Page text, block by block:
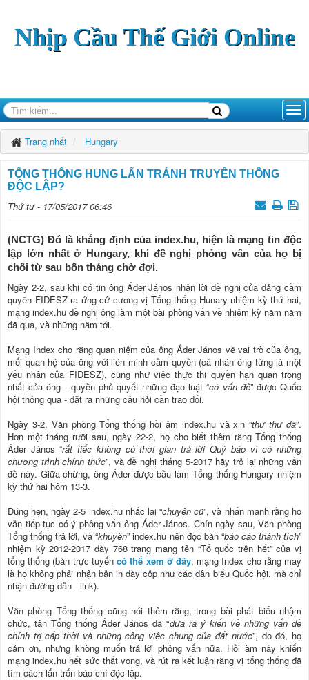
Nhịp Cầu Thế Giới Online
Trang nhất Hungary
TỔNG THỐNG HUNG LẨN TRÁNH TRUYỀN THÔNG
ĐỘC LẬP?
Thứ tư - 17/05/2017 06:46
(NCTG) Đó là khẳng định của index.hu, hiện là mạng tin độc
lập lớn nhất ở Hungary, khi đề nghị phỏng vấn của họ bị
chối từ sau bốn tháng chờ đợi.
Ngày 2-2, sau khi có tin ông Áder János nhận lời đề nghị của đảng cầm
quyền FIDESZ ra ứng cử cương vị Tổng thống Hunary nhiệm kỳ thứ hai,
mạng index.hu đề nghị ông làm một bài phòng vấn về nhiệm kỳ năm năm
đã qua, và những năm tới.
Mạng Index cho rằng quan niệm của ông Áder János về vai trò của ông,
mối quan hệ của ông với liên minh cầm quyền (cá nhân ông từng là một
yếu nhân của FIDESZ), cũng như việc thực thi quyền hạn quan trọng
nhất của ông - quyền phủ quyết những đạo luật “có vấn đề” được Quốc
hội thông qua - đặt ra những câu hỏi cần trao đổi.
Ngày 3-2, Văn phòng Tổng thống hồi âm index.hu và xin “thư thư đã”.
Hơn một tháng rưỡi sau, ngày 22-2, họ cho biết thêm rằng Tổng thống
Áder János “rất tiếc không có thời gian trả lời Quý báo vì có những
chương trình chính thức”, và đề nghị tháng 5-2017 hãy trở lại những vấn
đề này. Giữa chừng, ông Áder được bầu làm Tổng thống Hungary nhiệm
kỳ thứ hai hôm 13-3.
Đúng hẹn, ngày 2-5 index.hu nhắc lại “chuyện cũ”, và nhấn mạnh rằng họ
vẫn tiếp tục có ý phỏng vấn ông Áder János. Chín ngày sau, Văn phòng
Tổng thống trả lời, và “khuyên” index.hu nên đọc bản “báo cáo thành tích”
nhiệm kỳ 2012-2017 dày 768 trang mang tên “Tổ quốc trên hết” của vị
tổng thống (bản trực tuyếncó thể xem ở đây, mạng Index cho rằng may
là họ không phải nhận bản in dày cộp như các dân biểu Quốc hội, mà chỉ
nhận đường dẫn - link).
Văn phòng Tổng thống cũng nói thêm rằng, trong bài phát biểu nhậm
chức, tân Tổng thống Áder János đã “đưa ra ý kiến về những vấn đề
chính trị cấp thời và những công việc chung của đất nước”, do đó, họ
cảm ơn, nhưng không muốn trả lời phỏng vấn nữa. Hồi âm này khiến
mạng index.hu hết sức thất vọng, và rút ra kết luận rằng vị tổng thống đã
tìm cách lẩn trốn báo chí độc lập.